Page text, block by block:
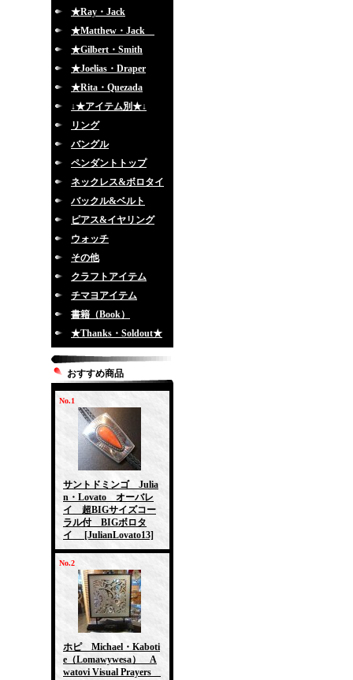
★Ray・Jack
★Matthew・Jack
★Gilbert・Smith
★Joelias・Draper
★Rita・Quezada
↓★アイテム別★↓
リング
バングル
ペンダントトップ
ネックレス&ボロタイ
バックル&ベルト
ピアス&イヤリング
ウォッチ
その他
クラフトアイテム
チマヨアイテム
書籍（Book）
★Thanks・Soldout★
おすすめ商品
No.1
サントドミンゴ Julia
n・Lovato オーバレ
イ 超BIGサイズコー
ラル付 BIGボロタ
イ
[JulianLovato13]
No.2
ホピ Michael・Kaboti
e（Lomawywesa） A
watovi Visual Prayers